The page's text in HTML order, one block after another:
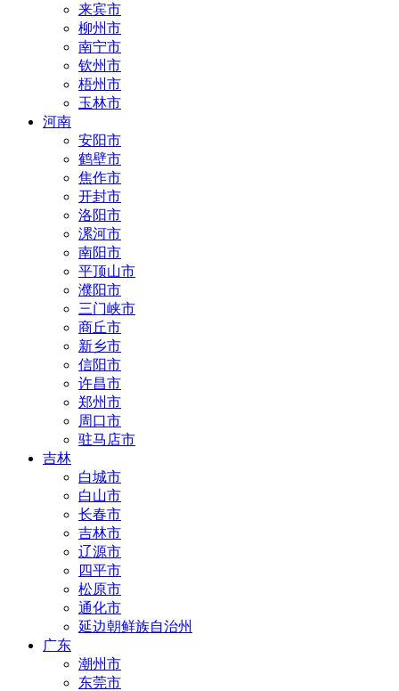
来宾市
柳州市
南宁市
钦州市
梧州市
玉林市
河南
安阳市
鹤壁市
焦作市
开封市
洛阳市
漯河市
南阳市
平顶山市
濮阳市
三门峡市
商丘市
新乡市
信阳市
许昌市
郑州市
周口市
驻马店市
吉林
白城市
白山市
长春市
吉林市
辽源市
四平市
松原市
通化市
延边朝鲜族自治州
广东
潮州市
东莞市